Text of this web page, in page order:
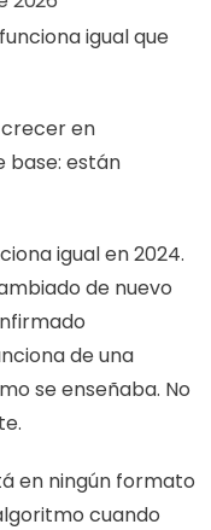
igual que
en
base: están
igual en 2024.
de nuevo
de una
se enseñaba. No
en ningún formato
cuando